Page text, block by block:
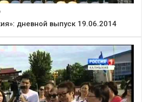
дневной выпуск 19.06.2014